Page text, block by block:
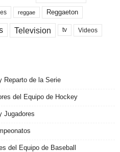
reggae Reggaeton
Television tv Videos
Reparto de la Serie
del Equipo de Hockey
Jugadores
del Equipo de Baseball